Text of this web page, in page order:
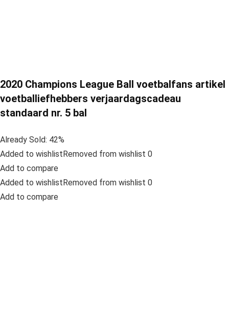
2020 Champions League Ball voetbalfans artikel
voetballiefhebbers verjaardagscadeau
standaard nr. 5 bal
Already Sold: 42%
Added to wishlistRemoved from wishlist 0
Add to compare
Added to wishlistRemoved from wishlist 0
Add to compare